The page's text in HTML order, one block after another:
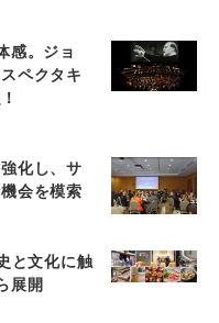
感。ジョ
ペクタキ
化し、サ
会を模索
と文化に触
展開